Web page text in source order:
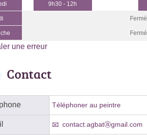
9h30 - 12h
Fermé
Fermé
une erreur
Contact
Téléphoner au peintre
contact.agbatⓐgmail.com